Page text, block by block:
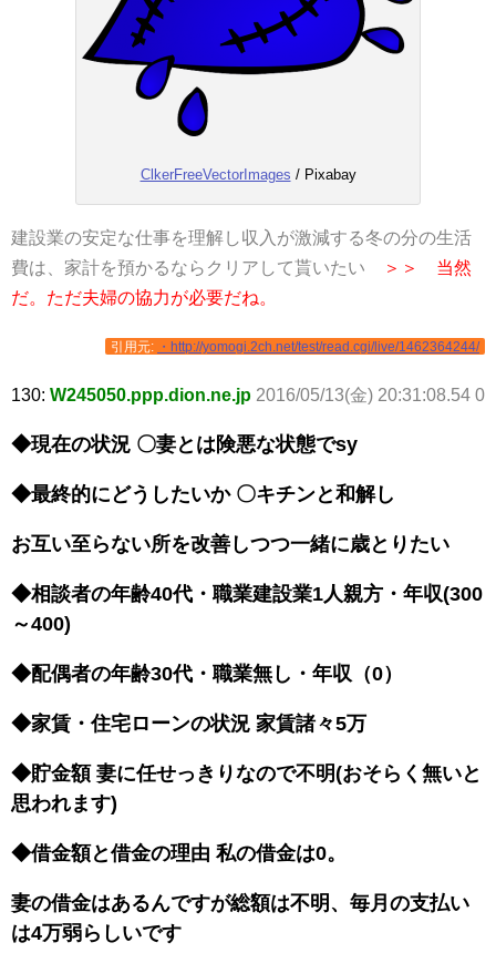
ClkerFreeVectorImages / Pixabay
建設業の安定な仕事を理解し収入が激減する冬の分の生活
費は、家計を預かるならクリアして貰いたい
＞＞ 当然
だ。ただ夫婦の協力が必要だね。
引用元: ・http://yomogi.2ch.net/test/read.cgi/live/1462364244/
130: W245050.ppp.dion.ne.jp 2016/05/13(金) 20:31:08.54 0
◆現在の状況 〇妻とは険悪な状態でsy
◆最終的にどうしたいか 〇キチンと和解し
お互い至らない所を改善しつつ一緒に歳とりたい
◆相談者の年齢40代・職業建設業1人親方・年収(300
～400)
◆配偶者の年齢30代・職業無し・年収（0）
◆家賃・住宅ローンの状況 家賃諸々5万
◆貯金額 妻に任せっきりなので不明(おそらく無いと
思われます)
◆借金額と借金の理由 私の借金は0。
妻の借金はあるんですが総額は不明、毎月の支払い
は4万弱らしいです